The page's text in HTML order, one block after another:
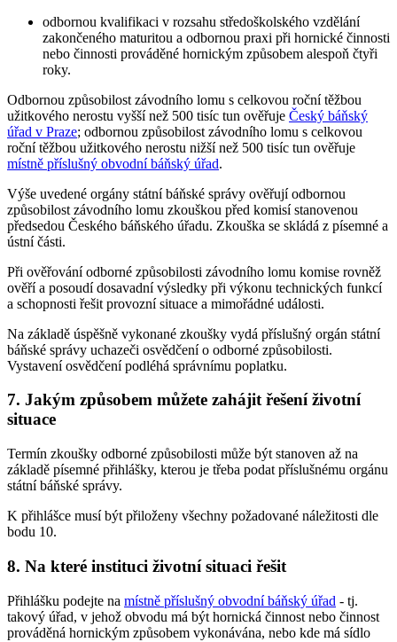
odbornou kvalifikaci v rozsahu středoškolského vzdělání
zakončeného maturitou a odbornou praxi při hornické činnosti
nebo činnosti prováděné hornickým způsobem alespoň čtyři
roky.
Odbornou způsobilost závodního lomu s celkovou roční těžbou
užitkového nerostu vyšší než 500 tisíc tun ověřuje Český báňský
úřad v Praze; odbornou způsobilost závodního lomu s celkovou
roční těžbou užitkového nerostu nižší než 500 tisíc tun ověřuje
místně příslušný obvodní báňský úřad.
Výše uvedené orgány státní báňské správy ověřují odbornou
způsobilost závodního lomu zkouškou před komisí stanovenou
předsedou Českého báňského úřadu. Zkouška se skládá z písemné a
ústní části.
Při ověřování odborné způsobilosti závodního lomu komise rovněž
ověří a posoudí dosavadní výsledky při výkonu technických funkcí
a schopnosti řešit provozní situace a mimořádné události.
Na základě úspěšně vykonané zkoušky vydá příslušný orgán státní
báňské správy uchazeči osvědčení o odborné způsobilosti.
Vystavení osvědčení podléhá správnímu poplatku.
7. Jakým způsobem můžete zahájit řešení životní
situace
Termín zkoušky odborné způsobilosti může být stanoven až na
základě písemné přihlášky, kterou je třeba podat příslušnému orgánu
státní báňské správy.
K přihlášce musí být přiloženy všechny požadované náležitosti dle
bodu 10.
8. Na které instituci životní situaci řešit
Přihlášku podejte na místně příslušný obvodní báňský úřad - tj.
takový úřad, v jehož obvodu má být hornická činnost nebo činnost
prováděná hornickým způsobem vykonávána, nebo kde má sídlo